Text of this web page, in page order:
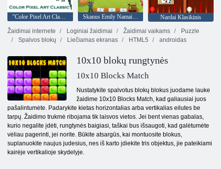
"Color Pixel Art Classic" Skanus Emily Namai namučiai
Nardai Klasikinis
Žaidimai internete
Loginiai žaidimai Žaidimai vaikams
Puzzle
Spalvos blokų
Liečiamas ekranas HTML5 androidas
10x10 blokų rungtynės
10x10 Blocks Match
Nustatykite spalvotus blokų blokus juodame lauke
žaidime 10x10 Blocks Match, kad galiausiai juos
pašalintumėte. Padarykite kietas horizontalias arba vertikalias eilutes be
tarpų. Žaidimo trukmė ribojama tik laisvos vietos. Jei bent vienas gabalas,
kurio negalite įdėti, rungtynės baigiasi, taškai bus išsaugoti, kad galėtumėte
vėliau pagerinti, jei norite. Būkite atsargūs, kai montuosite blokus,
suplanuokite naujus judesius, nes iš karto įdiekite tris objektus, jie pateikiami
kairėje vertikalioje skydelyje.